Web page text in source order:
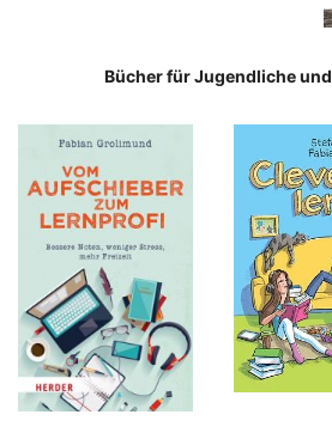
Bücher für Jugendliche